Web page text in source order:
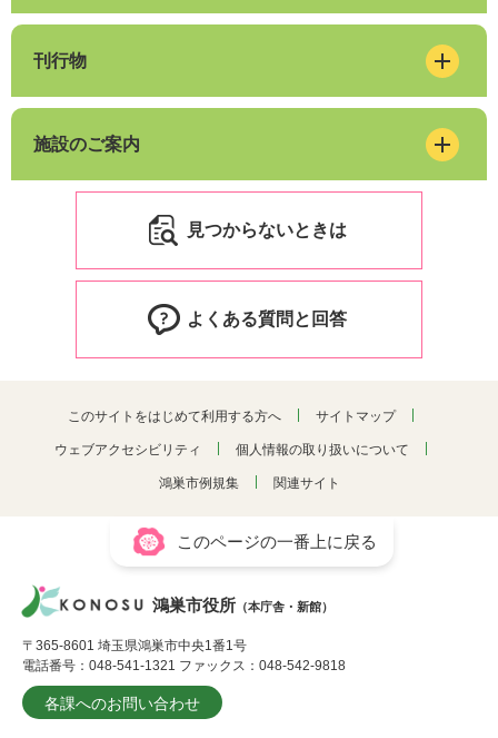
刊行物
施設のご案内
見つからないときは
よくある質問と回答
このサイトをはじめて利用する方へ サイトマップ
ウェブアクセシビリティ 個人情報の取り扱いについて
鴻巣市例規集 関連サイト
このページの一番上に戻る
鴻巣市役所 （本庁舎・新館）
〒365-8601 埼玉県鴻巣市中央1番1号
電話番号：048-541-1321 ファックス：048-542-9818
各課へのお問い合わせ